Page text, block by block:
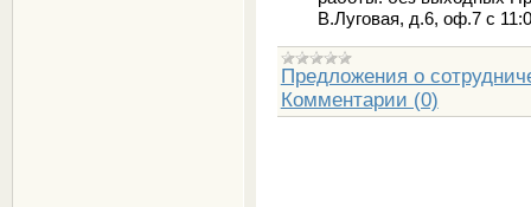
В.Луговая, д.6, оф.7 с
Предложения о
Комментарии (0)